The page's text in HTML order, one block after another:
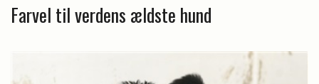
Farvel til verdens ældste hund